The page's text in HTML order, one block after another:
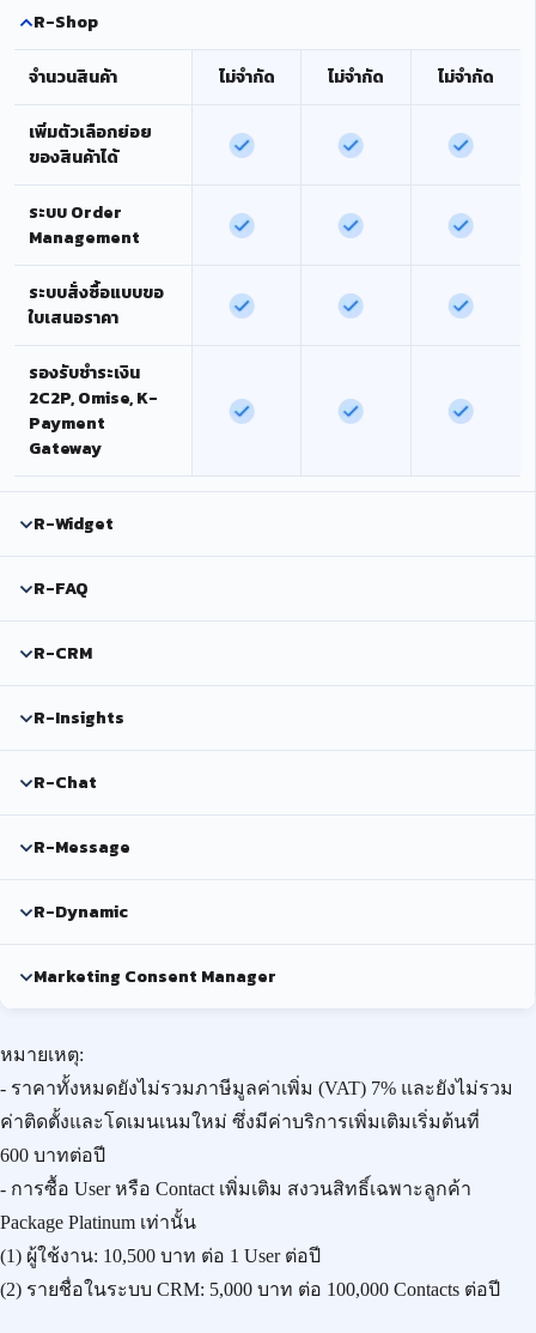
R-Shop
จำนวนสินค้า ไม่จำกัด ไม่จำกัด ไม่จำกัด
เพิ่มตัวเลือกย่อย
ของสินค้าได้
ระบบ Order
Management
ระบบสั่งซื้อแบบขอ
ใบเสนอราคา
รองรับชำระเงิน
2C2P, Omise, K-
Payment
Gateway
R-Widget
R-FAQ
R-CRM
R-Insights
R-Chat
R-Message
R-Dynamic
Marketing Consent Manager
หมายเหตุ:
- ราคาทั้งหมดยังไม่รวมภาษีมูลค่าเพิ่ม (VAT) 7% และยังไม่รวม
ค่าติดตั้งและโดเมนเนมใหม่ ซึ่งมีค่าบริการเพิ่มเติมเริ่มต้นที่
600 บาทต่อปี
- การซื้อ User หรือ Contact เพิ่มเติม สงวนสิทธิ์เฉพาะลูกค้า
Package Platinum เท่านั้น
(1) ผู้ใช้งาน: 10,500 บาท ต่อ 1 User ต่อปี
(2) รายชื่อในระบบ CRM: 5,000 บาท ต่อ 100,000 Contacts ต่อปี